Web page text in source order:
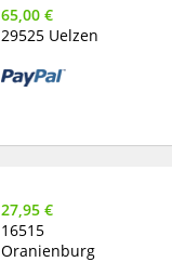
65,00 €
29525 Uelzen
27,95 €
16515
Oranienburg